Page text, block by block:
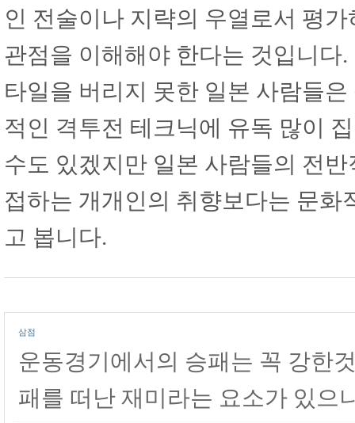
인 전술이나 지략의 우열로서 평
관점을 이해해야 한다는 것입니다
타일을 버리지 못한 일본 사람들
적인 격투전 테크닉에 유독 많이
수도 있겠지만 일본 사람들의 전
접하는 개개인의 취향보다는 문
고 봅니다.
삼점
운동경기에서의 승패는 꼭 강한
패를 떠난 재미라는 요소가 있으